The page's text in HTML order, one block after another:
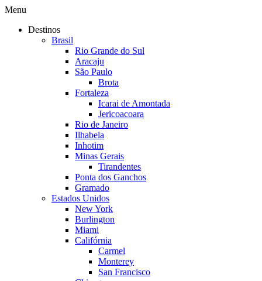
Menu
Destinos
Brasil
Rio Grande do Sul
Aracaju
São Paulo
Brota
Fortaleza
Icarai de Amontada
Jericoacoara
Rio de Janeiro
Ilhabela
Inhotim
Minas Gerais
Tirandentes
Ponta dos Ganchos
Gramado
Estados Unidos
New York
Burlington
Miami
Califórnia
Carmel
Monterey
San Francisco